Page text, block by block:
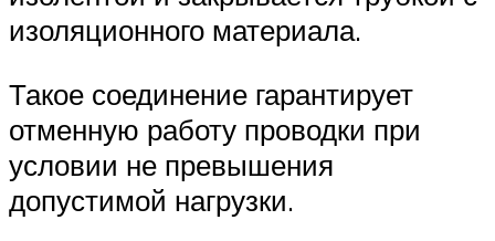
изоляционного материала.
Такое соединение гарантирует
отменную работу проводки при
условии не превышения
допустимой нагрузки.